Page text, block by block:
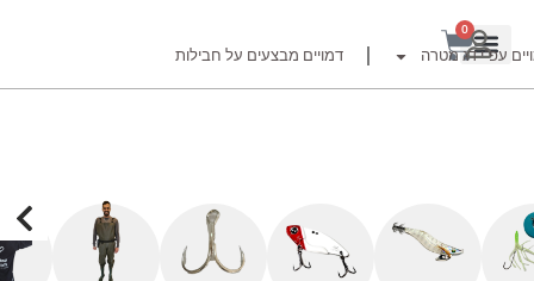
0
עפ"י דג מטרה דמויים מבצעים על חבילות